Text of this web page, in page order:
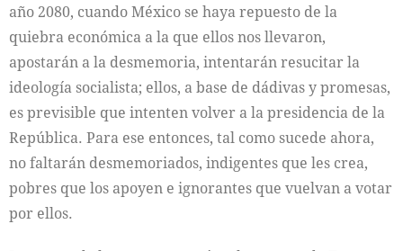
año 2080, cuando México se haya repuesto de la
quiebra económica a la que ellos nos llevaron,
apostarán a la desmemoria, intentarán resucitar la
ideología socialista; ellos, a base de dádivas y promesas,
es previsible que intenten volver a la presidencia de la
República. Para ese entonces, tal como sucede ahora,
no faltarán desmemoriados, indigentes que les crea,
pobres que los apoyen e ignorantes que vuelvan a votar
por ellos.